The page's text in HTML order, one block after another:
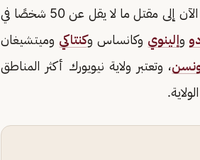
يُذكر أن العاصفة الثلجية التي ضربت عدة ولايات أمريكية أسفرت حتى الآن إلى مقتل ما لا يقل عن 50 شخصًا في
وإلينوي وكانساس وكنتاكي وميتشيغان
، وتعتبر ولاية نيويورك أكثر المناطق